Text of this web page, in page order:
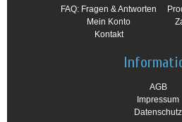
FAQ: Fragen & Antworten
Mein Konto
Kontakt
AGB
Impressum
Datenschutz